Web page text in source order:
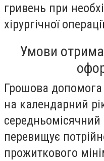
гривень при
хірургічної
Умови
Грошова
на календарний
середньомісячний
перевищує
прожиткового